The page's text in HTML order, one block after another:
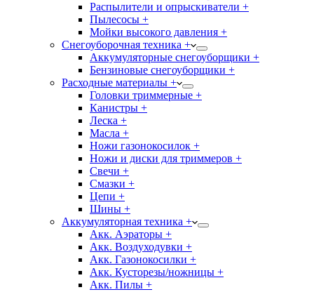
Распылители и опрыскиватели +
Пылесосы +
Мойки высокого давления +
Снегоуборочная техника +
Аккумуляторные снегоуборщики +
Бензиновые снегоуборщики +
Расходные материалы +
Головки триммерные +
Канистры +
Леска +
Масла +
Ножи газонокосилок +
Ножи и диски для триммеров +
Свечи +
Смазки +
Цепи +
Шины +
Аккумуляторная техника +
Акк. Аэраторы +
Акк. Воздуходувки +
Акк. Газонокосилки +
Акк. Кусторезы/ножницы +
Акк. Пилы +